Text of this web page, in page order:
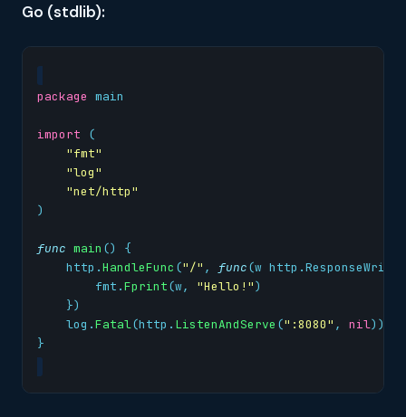
Go (stdlib):
package main
import
(
"fmt"
"log"
"net/http"
)
func main ()
{
http .HandleFunc ("/" , func(w http .ResponseWriter
fmt .Fprint(w, "Hello!")
})
log .Fatal(http . ListenAndServe (":8080" , nil))
}